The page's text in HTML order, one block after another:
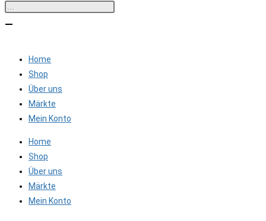
Home
Shop
Über uns
Märkte
Mein Konto
Home
Shop
Über uns
Märkte
Mein Konto